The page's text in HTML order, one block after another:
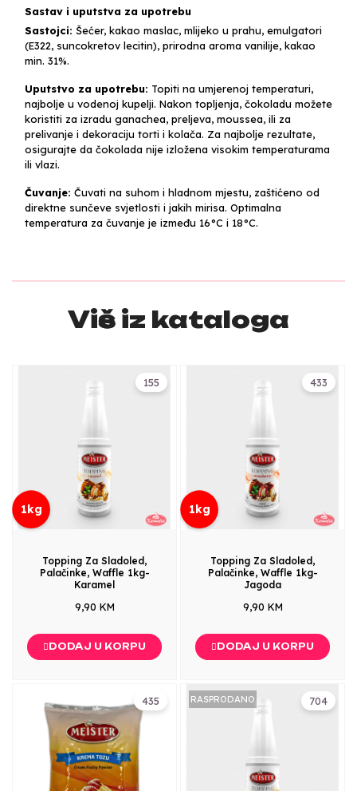
Sastav i uputstva za upotrebu
Sastojci: Šećer, kakao maslac, mlijeko u prahu, emulgatori
(E322, suncokretov lecitin), prirodna aroma vanilije, kakao
min. 31%.
Uputstvo za upotrebu: Topiti na umjerenoj temperaturi,
najbolje u vodenoj kupelji. Nakon topljenja, čokoladu možete
koristiti za izradu ganachea, preljeva, moussea, ili za
prelivanje i dekoraciju torti i kolača. Za najbolje rezultate,
osigurajte da čokolada nije izložena visokim temperaturama
ili vlazi.
Čuvanje: Čuvati na suhom i hladnom mjestu, zaštićeno od
direktne sunčeve svjetlosti i jakih mirisa. Optimalna
temperatura za čuvanje je između 16°C i 18°C.
Više iz kataloga
155
1kg
Topping Za Sladoled,
Palačinke, Waffle 1kg-
Karamel
9,90 KM
DODAJ U KORPU
433
1kg
Topping Za Sladoled,
Palačinke, Waffle 1kg-
Jagoda
9,90 KM
DODAJ U KORPU
435 704
RASPRODANO